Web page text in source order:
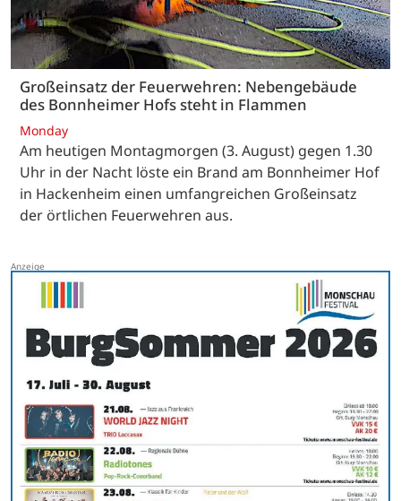
Großeinsatz der Feuerwehren: Nebengebäude
des Bonnheimer Hofs steht in Flammen
Monday
Am heutigen Montagmorgen (3. August) gegen 1.30
Uhr in der Nacht löste ein Brand am Bonnheimer Hof
in Hackenheim einen umfangreichen Großeinsatz
der örtlichen Feuerwehren aus.